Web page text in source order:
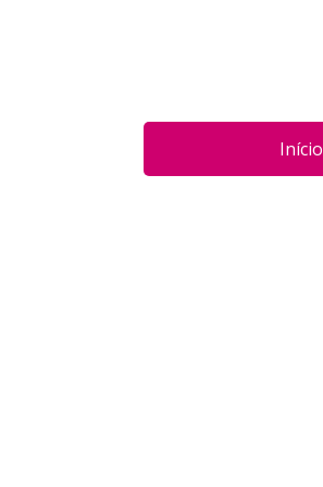
Início